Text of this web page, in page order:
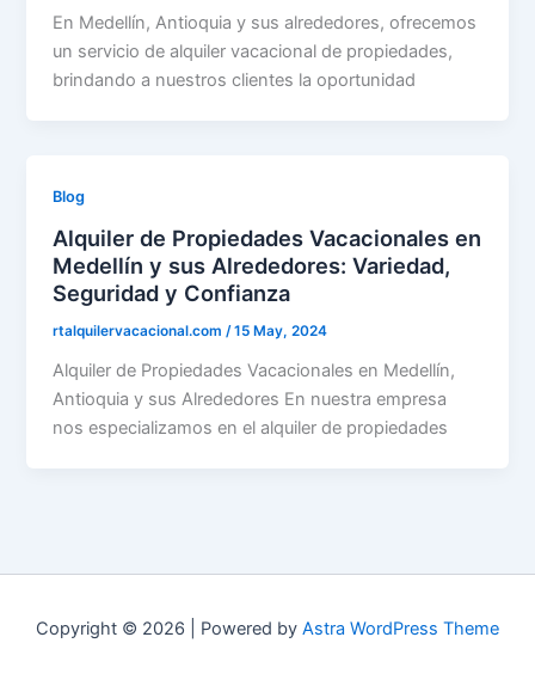
En Medellín, Antioquia y sus alrededores, ofrecemos
un servicio de alquiler vacacional de propiedades,
brindando a nuestros clientes la oportunidad
Blog
Alquiler de Propiedades Vacacionales en
Medellín y sus Alrededores: Variedad,
Seguridad y Confianza
rtalquilervacacional.com/15 May, 2024
Alquiler de Propiedades Vacacionales en Medellín,
Antioquia y sus Alrededores En nuestra empresa
nos especializamos en el alquiler de propiedades
Copyright © 2026 | Powered by Astra WordPress Theme